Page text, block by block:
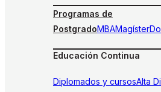
Programas de
PostgradoMBAMagíster
Educación Continua
Diplomados y cursosAlta